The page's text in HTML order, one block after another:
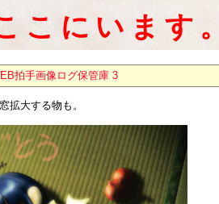
にいます。
拍手画像ログ保管庫 3
拡大する物も。